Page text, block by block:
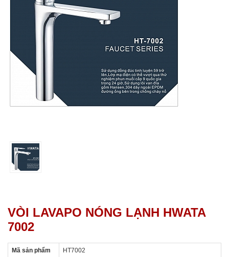
VÒI LAVAPO NÓNG LẠNH HWATA
7002
Mã sản phẩm HT7002